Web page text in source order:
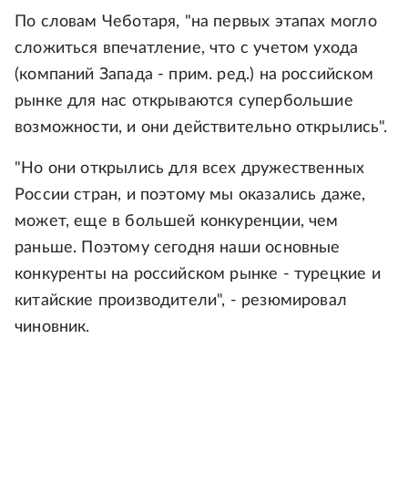
По словам Чеботаря, "на первых этапах могло
сложиться впечатление, что с учетом ухода
(компаний Запада - прим. ред.) на российском
рынке для нас открываются супербольшие
возможности, и они действительно открылись".
"Но они открылись для всех дружественных
России стран, и поэтому мы оказались даже,
может, еще в большей конкуренции, чем
раньше. Поэтому сегодня наши основные
конкуренты на российском рынке - турецкие и
китайские производители", - резюмировал
чиновник.